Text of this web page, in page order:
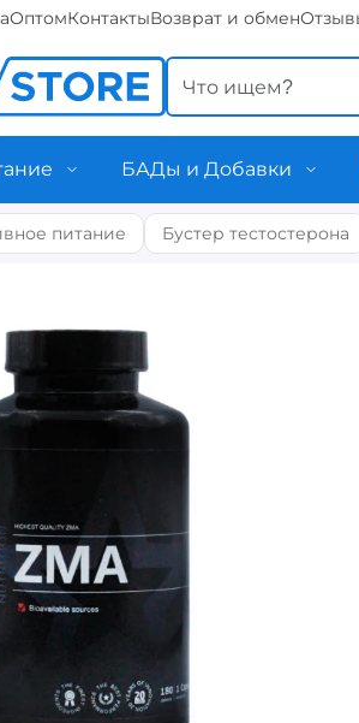
ОптомКонтактыВозврат и обмен
БАДы и Добавки
питание Бустер тестостерона